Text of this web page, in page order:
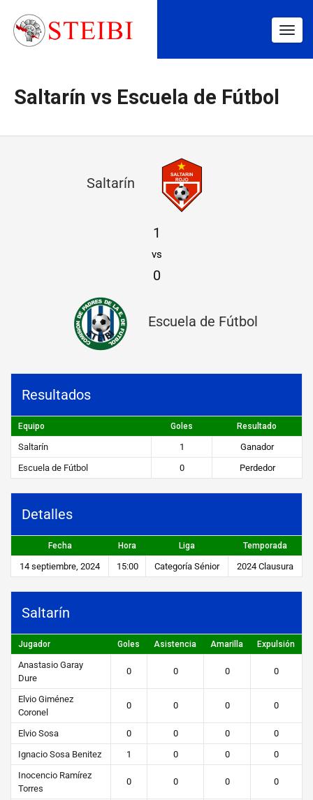
Saltarín vs Escuela de Fútbol
s
s
c
e
a
d
e
t
b
o
l
STEIBI
https://steibi.org.py/wp-
content/uploads/2019/04/STEIBI-
Saltarín
1
vs
0
Escuela de Fútbol
Resultados
Equipo Goles Resultado
Saltarín 1
Ganador
Escuela de Fútbol
0 Perdedor
Detalles
Fecha Hora Liga Temporada
14 septiembre, 2024 15:00 Categoría Sénior 2024 Clausura
Saltarín
Jugador Goles Asistencia Amarilla Expulsión
Anastasio Garay
Dure
0 0 0 0
Elvio Giménez
Coronel
0 0 0 0
Elvio Sosa 0 0 0
0
Ignacio Sosa Benitez
1 0 0
0
Inocencio Ramírez
Torres
0 0 0 0